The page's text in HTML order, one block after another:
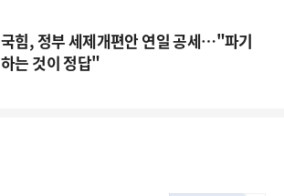
국힘, 정부 세제개편안 연일 공세…"파기
하는 것이 정답"